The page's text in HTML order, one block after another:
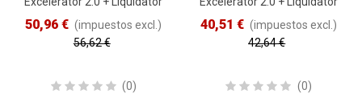
3.0 + F*LIQ · 35cm
50,96 € (impuestos excl.)
56,62 €
(0)
3.0 · 45cm
40,51 € (impuestos excl.)
42,64 €
(0)